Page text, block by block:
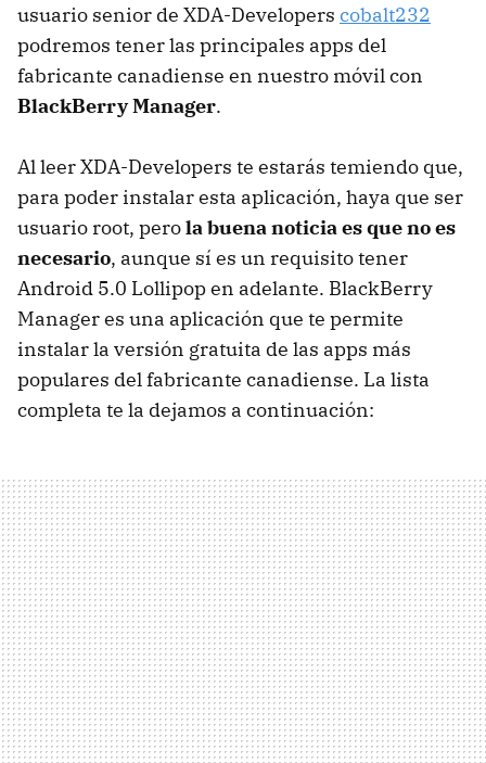
usuario senior de XDA-Developers cobalt232
podremos tener las principales apps del
fabricante canadiense en nuestro móvil con
BlackBerry Manager.
Al leer XDA-Developers te estarás temiendo que,
para poder instalar esta aplicación, haya que ser
usuario root, perola buena noticia es que no es
necesario, aunque sí es un requisito tener
Android 5.0 Lollipop en adelante. BlackBerry
Manager es una aplicación que te permite
instalar la versión gratuita de las apps más
populares del fabricante canadiense. La lista
completa te la dejamos a continuación: